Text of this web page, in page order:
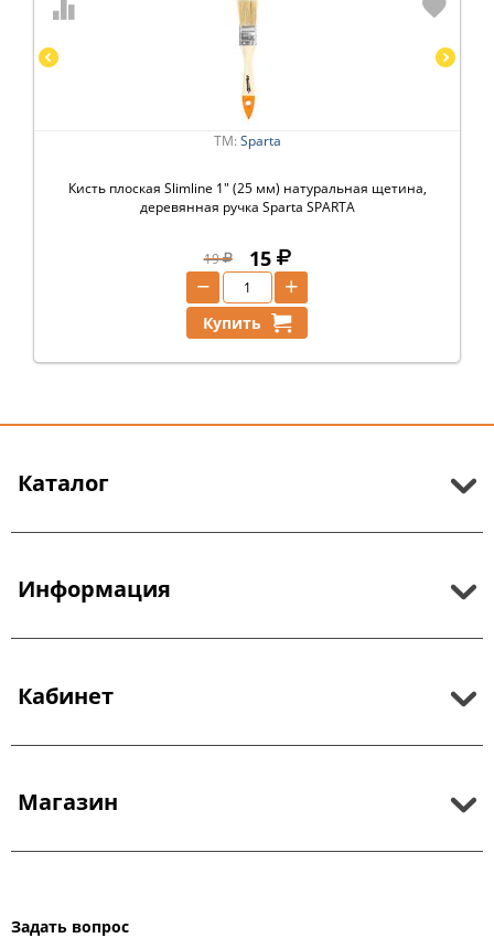
ТМ: Sparta
Кисть плоская Slimline 1" (25 мм) натуральная щетина,
деревянная ручка Sparta SPARTA
19 15
+
−
Купить
Каталог
Информация
Кабинет
Магазин
Задать вопрос